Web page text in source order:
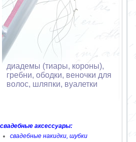
диадемы (тиары, короны),
гребни, ободки, веночки для
волос, шляпки, вуалетки
свадебные аксессуары:
свадебные накидки, шубки